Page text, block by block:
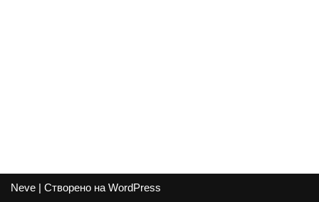
Neve | Створено на WordPress